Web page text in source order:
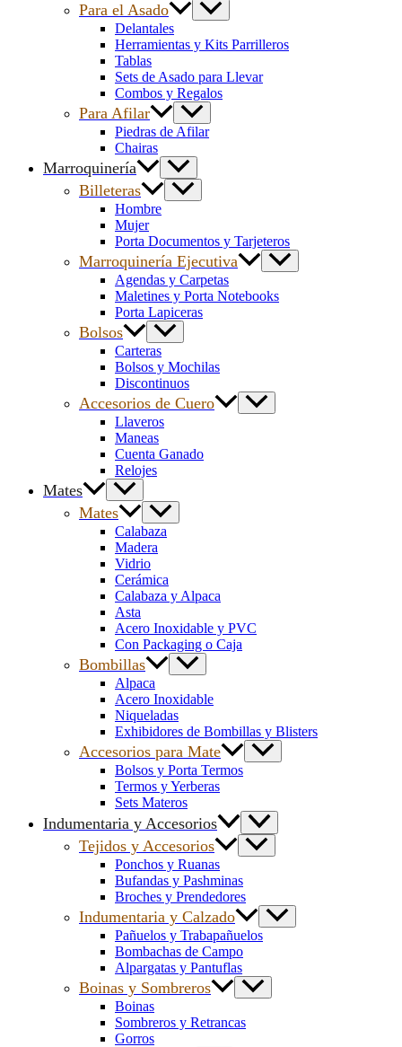
Para el Asado
Delantales
Herramientas y Kits Parrilleros
Tablas
Sets de Asado para Llevar
Combos y Regalos
Para Afilar
Piedras de Afilar
Chairas
Marroquinería
Billeteras
Hombre
Mujer
Porta Documentos y Tarjeteros
Marroquinería Ejecutiva
Agendas y Carpetas
Maletines y Porta Notebooks
Porta Lapiceras
Bolsos
Carteras
Bolsos y Mochilas
Discontinuos
Accesorios de Cuero
Llaveros
Maneas
Cuenta Ganado
Relojes
Mates
Mates
Calabaza
Madera
Vidrio
Cerámica
Calabaza y Alpaca
Asta
Acero Inoxidable y PVC
Con Packaging o Caja
Bombillas
Alpaca
Acero Inoxidable
Niqueladas
Exhibidores de Bombillas y Blisters
Accesorios para Mate
Bolsos y Porta Termos
Termos y Yerberas
Sets Materos
Indumentaria y Accesorios
Tejidos y Accesorios
Ponchos y Ruanas
Bufandas y Pashminas
Broches y Prendedores
Indumentaria y Calzado
Pañuelos y Trabapañuelos
Bombachas de Campo
Alpargatas y Pantuflas
Boinas y Sombreros
Boinas
Sombreros y Retrancas
Gorros